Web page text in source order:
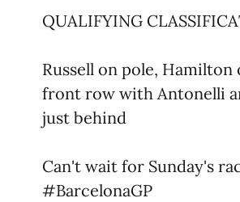
QUALIFYING
Russell on pole, Hamilton
front row with Antonelli
just behind
Can't wait for Sunday's
#BarcelonaGP